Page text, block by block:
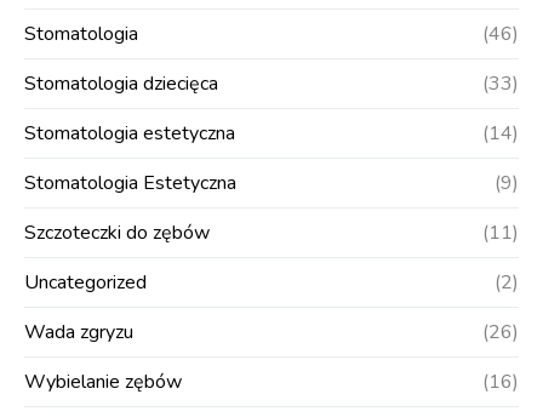
Stomatologia
(46)
Stomatologia dziecięca
(33)
Stomatologia estetyczna
(14)
Stomatologia Estetyczna
(9)
Szczoteczki do zębów
(11)
Uncategorized
(2)
Wada zgryzu
(26)
Wybielanie zębów
(16)